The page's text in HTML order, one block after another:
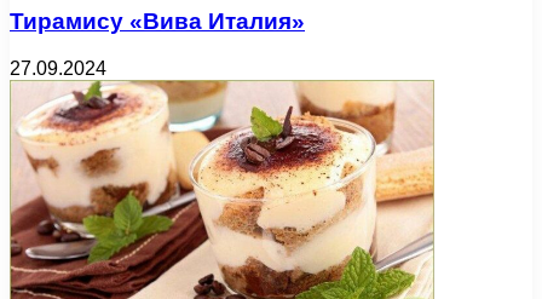
Тирамису «Вива Италия»
27.09.2024